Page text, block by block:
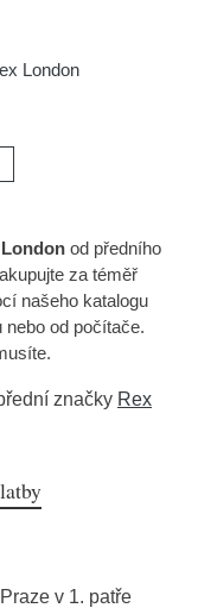
London
od předního
za téměř
našeho katalogu
nebo od počítače.
značky Rex
v 1. patře